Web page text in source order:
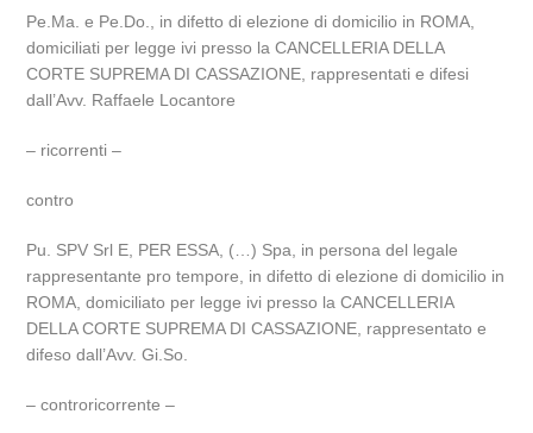
Pe.Ma. e Pe.Do., in difetto di elezione di domicilio in ROMA,
domiciliati per legge ivi presso la CANCELLERIA DELLA
CORTE SUPREMA DI CASSAZIONE, rappresentati e difesi
dall’Avv. Raffaele Locantore
– ricorrenti –
contro
Pu. SPV Srl E, PER ESSA, (…) Spa, in persona del legale
rappresentante pro tempore, in difetto di elezione di domicilio in
ROMA, domiciliato per legge ivi presso la CANCELLERIA
DELLA CORTE SUPREMA DI CASSAZIONE, rappresentato e
difeso dall’Avv. Gi.So.
– controricorrente –